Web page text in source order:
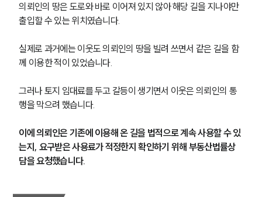
의뢰인의 땅은 도로와 바로 이어져 있지 않아 해당 길을 지나야만
출입할 수 있는 위치였습니다.
실제로 과거에는 이웃도 의뢰인의 땅을 빌려 쓰면서 같은 길을 함
께 이용한 적이 있었습니다.
그러나 토지 임대료를 두고 갈등이 생기면서 이웃은 의뢰인의 통
행을 막으려 했습니다.
이에 의뢰인은 기존에 이용해 온 길을 법적으로 계속 사용할 수 있
는지, 요구받은 사용료가 적정한지 확인하기 위해 부동산법률상
담을 요청했습니다.